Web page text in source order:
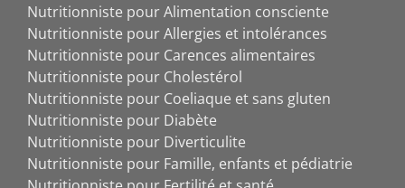
Nutritionniste pour Alimentation consciente
Nutritionniste pour Allergies et intolérances
Nutritionniste pour Carences alimentaires
Nutritionniste pour Cholestérol
Nutritionniste pour Coeliaque et sans gluten
Nutritionniste pour Diabète
Nutritionniste pour Diverticulite
Nutritionniste pour Famille, enfants et pédiatrie